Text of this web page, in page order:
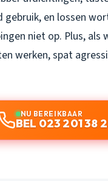
gebruik, en lossen
niet op. Plus, als
werken, spat
NU BEREIKBAAR
BEL 023 201 38